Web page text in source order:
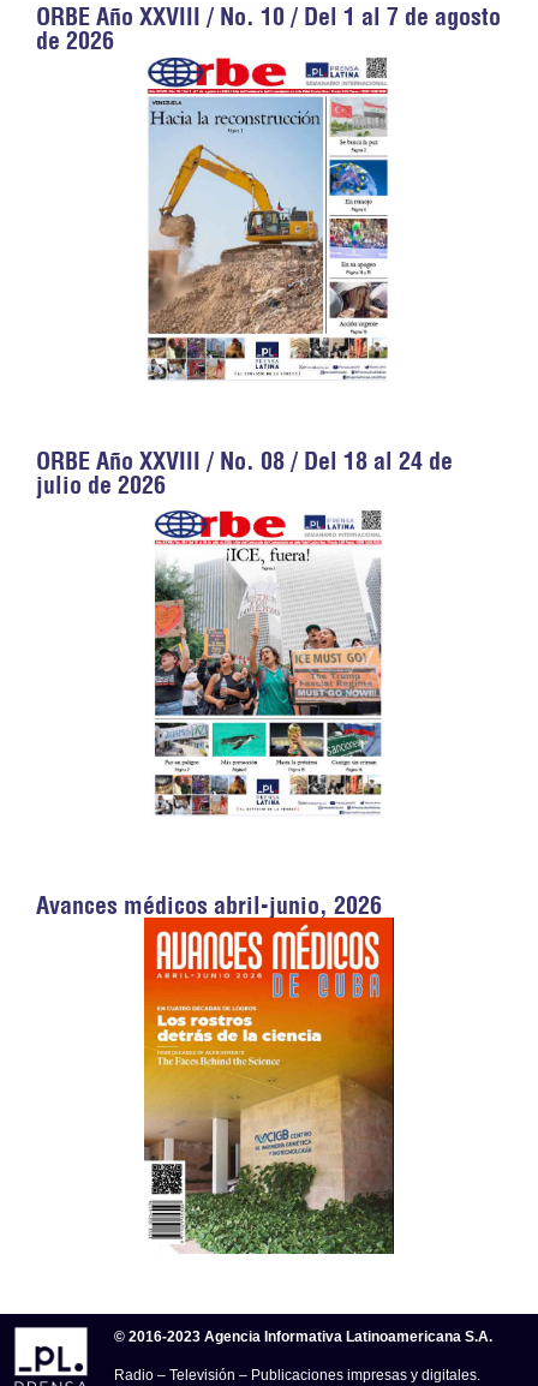
ORBE Año XXVIII / No. 10 / Del 1 al 7 de agosto
de 2026
ORBE Año XXVIII / No. 08 / Del 18 al 24 de
julio de 2026
Avances médicos abril-junio, 2026
© 2016-2023 Agencia Informativa Latinoamericana S.A.
Radio – Televisión – Publicaciones impresas y digitales.